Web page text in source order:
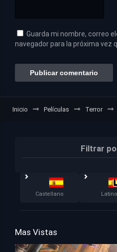
Guarda mi nombre, correo
navegador para la próxima vez
Inicio Películas Terror
Filtrar
Castellano Latino
Mas Vistas